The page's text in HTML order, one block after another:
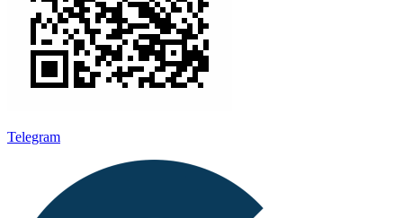
Telegram